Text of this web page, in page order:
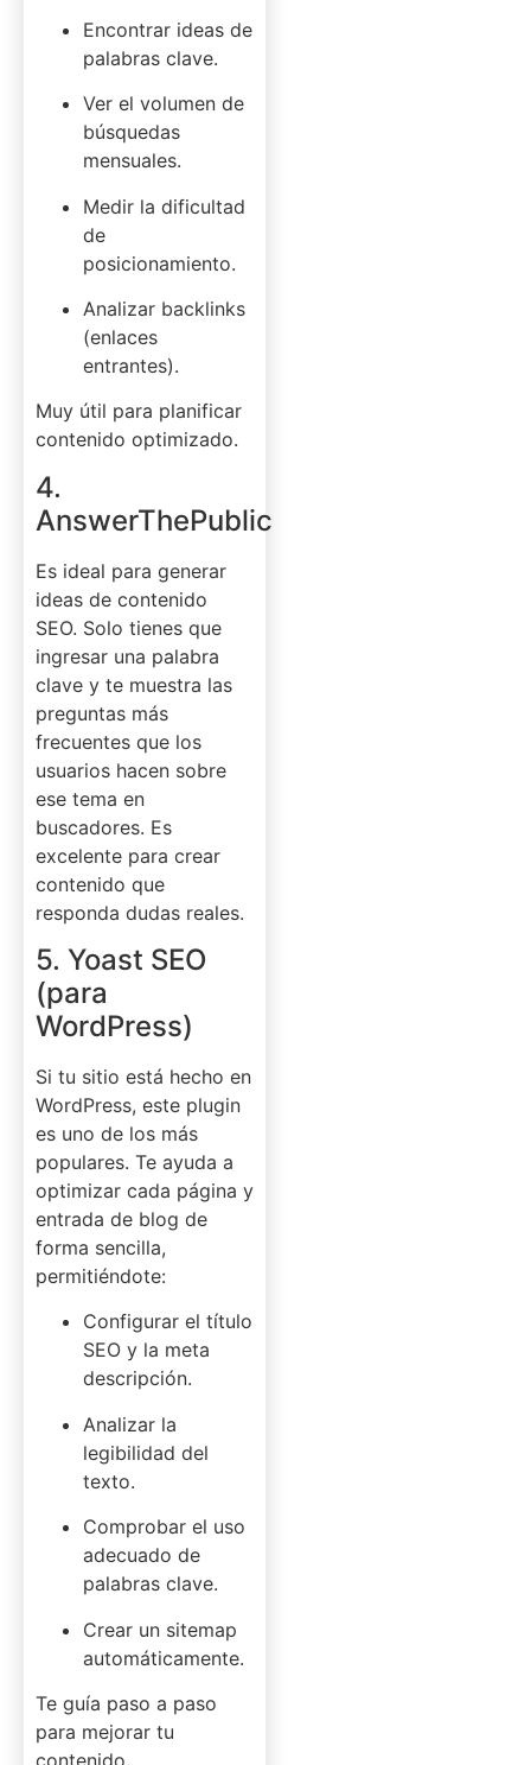
Encontrar ideas de
palabras clave.
Ver el volumen de
búsquedas
mensuales.
Medir la dificultad
de
posicionamiento.
Analizar backlinks
(enlaces
entrantes).
Muy útil para planificar
contenido optimizado.
4.
AnswerThePublic
Es ideal para generar
ideas de contenido
SEO. Solo tienes que
ingresar una palabra
clave y te muestra las
preguntas más
frecuentes que los
usuarios hacen sobre
ese tema en
buscadores. Es
excelente para crear
contenido que
responda dudas reales.
5. Yoast SEO
(para
WordPress)
Si tu sitio está hecho en
WordPress, este plugin
es uno de los más
populares. Te ayuda a
optimizar cada página y
entrada de blog de
forma sencilla,
permitiéndote:
Configurar el título
SEO y la meta
descripción.
Analizar la
legibilidad del
texto.
Comprobar el uso
adecuado de
palabras clave.
Crear un sitemap
automáticamente.
Te guía paso a paso
para mejorar tu